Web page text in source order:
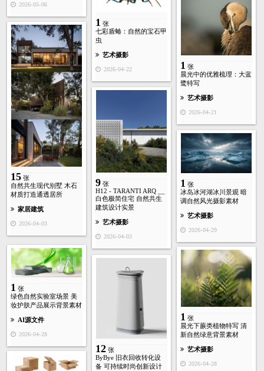
2026-05-06
1 张
七彩盾蝽：自然的宝石甲
虫
艺术摄影
2026-04-22 1 张
晨光中的优雅梳理：大蓝
鹭特写
艺术摄影
2026-04-21
15 张
自然共生现代别墅 木石
材质打造通透居所
家居建筑
2026-04-03
9 张
H12 - TARANTI ARQ __
白色极简住宅 自然共生
建筑设计实景
艺术摄影
2026-04-03
1 张
冰岛冰河湖冰川景观 暗
调自然风光摄影素材
艺术摄影
2026-04-29
1 张
绿色自然实验室场景 美
妆护肤产品展示背景素材
AI源文件
2026-04-28
1 张
晨光下蕨类植物特写 清
新自然绿意背景素材
艺术摄影
2026-04-28
12 张
ByBye 旧衣回收转化设
备 可持续时尚创新设计